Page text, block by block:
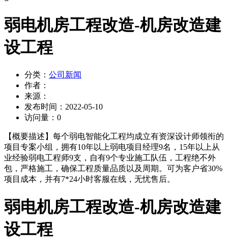
弱电机房工程改造-机房改造建
设工程
分类： 公司新闻
作者：
来源：
发布时间： 2022-05-10
访问量： 0
【概要描述】 每个弱电智能化工程均成立有资深设计师领衔的
项目专案小组，拥有10年以上弱电项目经理9名，15年以上从
业经验弱电工程师9支，自有9个专业施工队伍，工程绝不外
包，严格施工，确保工程质量品质以及周期。可为客户省30%
项目成本，并有7*24小时客服在线，无忧售后。
弱电机房工程改造-机房改造建
设工程